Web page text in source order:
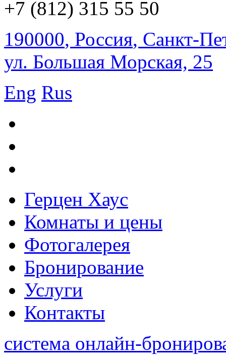
+7 (812) 315 55 50
190000, Россия, Санкт-
ул. Большая Морская, 25
Eng Rus
Герцен Хаус
Комнаты и цены
Фотогалерея
Бронирование
Услуги
Контакты
система онлайн-